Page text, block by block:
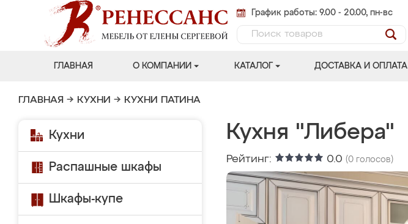
График работы: 9.00 - 20.00, пн-вс
ГЛАВНАЯ О КОМПАНИИ КАТАЛОГ ДОСТАВКА И ОПЛАТА
ГЛАВНАЯ → КУХНИ → КУХНИ ПАТИНА
Кухни
Распашные шкафы
Шкафы-купе
Кухня "Либера"
Рейтинг: 0.0 (0 голосов)